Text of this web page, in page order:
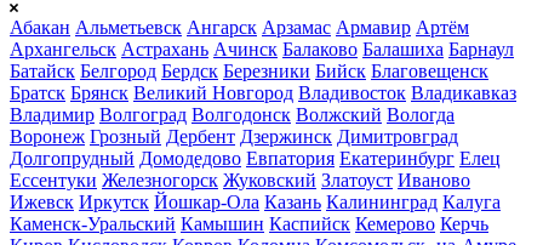
Абакан Альметьевск Ангарск Арзамас Армавир Артём
Архангельск Астрахань Ачинск Балаково Балашиха Барнаул
Батайск Белгород Бердск Березники Бийск Благовещенск
Братск Брянск Великий Новгород Владивосток Владикавказ
Владимир Волгоград Волгодонск Волжский Вологда
Воронеж Грозный Дербент Дзержинск Димитровград
Долгопрудный Домодедово Евпатория Екатеринбург Елец
Ессентуки Железногорск Жуковский Златоуст Иваново
Ижевск Иркутск Йошкар-Ола Казань Калининград Калуга
Каменск-Уральский Камышин Каспийск Кемерово Керчь